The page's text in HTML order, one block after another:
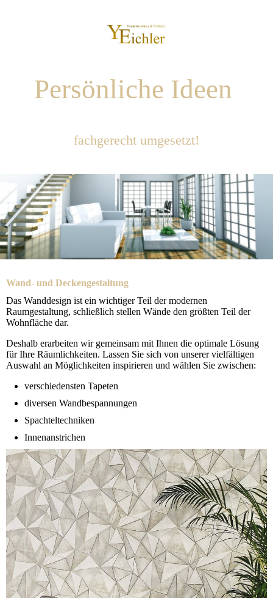
Persönliche Ideen
fachgerecht umgesetzt!
Wand- und Deckengestaltung
Das Wanddesign ist ein wichtiger Teil der modernen
Raumgestaltung, schließlich stellen Wände den größten Teil der
Wohnfläche dar.
Deshalb erarbeiten wir gemeinsam mit Ihnen die optimale Lösung
für Ihre Räumlichkeiten. Lassen Sie sich von unserer vielfältigen
Auswahl an Möglichkeiten inspirieren und wählen Sie zwischen:
verschiedensten Tapeten
diversen Wandbespannungen
Spachteltechniken
Innenanstrichen